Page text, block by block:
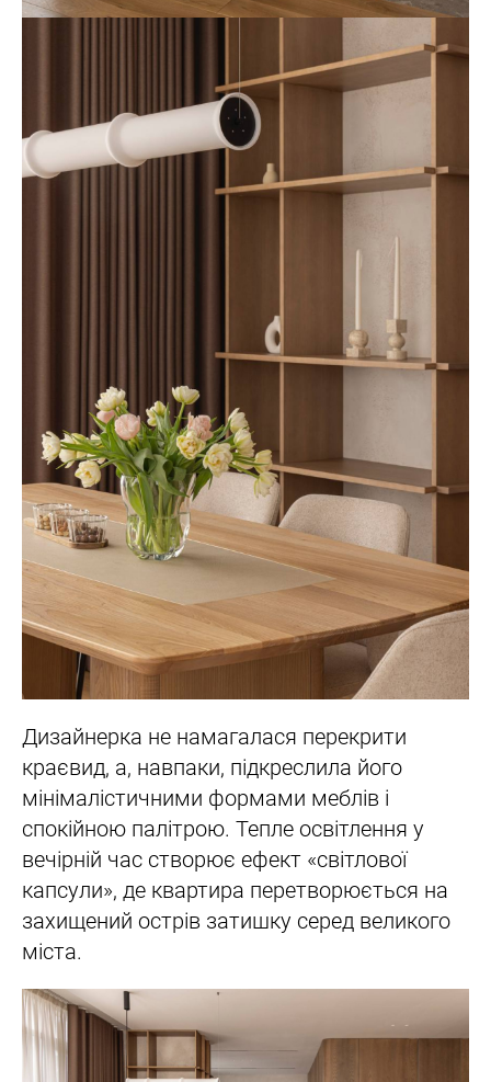
Дизайнерка не намагалася перекрити
краєвид, а, навпаки, підкреслила його
мінімалістичними формами меблів і
спокійною палітрою. Тепле освітлення у
вечірній час створює ефект «світлової
капсули», де квартира перетворюється на
захищений острів затишку серед великого
міста.